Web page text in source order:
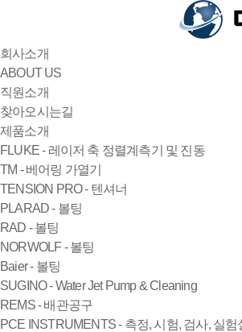
회사소개
ABOUT US
직원소개
찾아오시는길
제품소개
FLUKE - 레이저 축 정렬계측기 및 진동
TM - 베어링 가열기
TENSION PRO - 텐셔너
PLARAD - 볼팅
RAD - 볼팅
NORWOLF - 볼팅
Baier - 볼팅
SUGINO - Water Jet Pump & Cleaning
REMS - 배관공구
PCE INSTRUMENTS - 측정, 시험, 검사, 실험